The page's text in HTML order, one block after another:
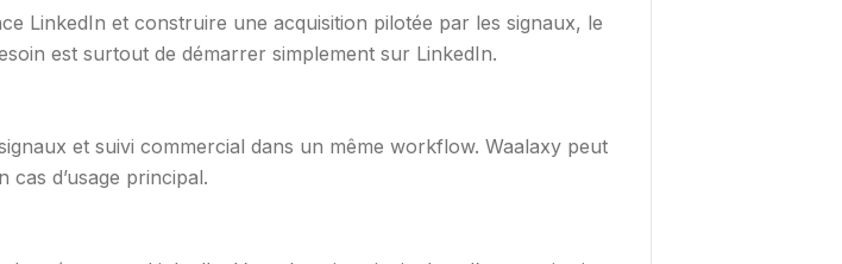
LinkedIn et construire une acquisition pilotée par les signaux, le
est surtout de démarrer simplement sur LinkedIn.
et suivi commercial dans un même workflow. Waalaxy peut
d’usage principal.